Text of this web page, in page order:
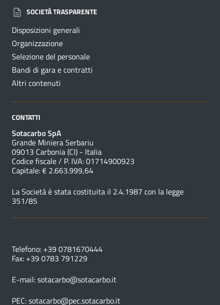
SOCIETÀ TRASPARENTE
Disposizioni generali
Organizzazione
Selezione del personale
Bandi di gara e contratti
Altri contenuti
CONTATTI
Sotacarbo SpA
Grande Miniera Serbariu
09013 Carbonia (CI) - Italia
Codice fiscale / P. IVA: 01714900923
Capitale: € 2.663.999,64
La Società è stata costituita il 2.4.1987 con la legge
351/85
Telefono: +39 0781670444
Fax: +39 0783 791229
E-mail:sotacarbo@sotacarbo.it
PEC:sotacarbo@pec.sotacarbo.it